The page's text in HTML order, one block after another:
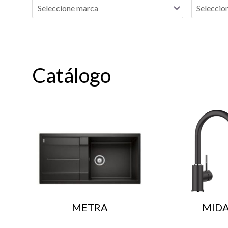
Catálogo
METRA